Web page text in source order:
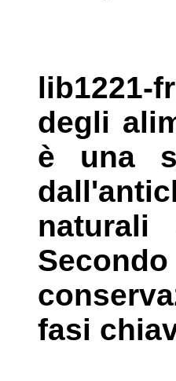
lib1221-
degli
è una
naturali
fasi